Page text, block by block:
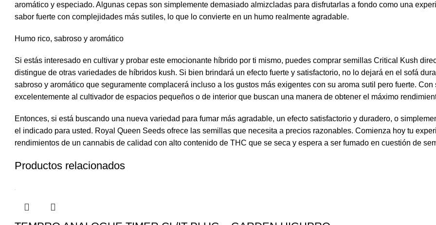
aromático y especiado. Algunas cepas son simplemente demasiado almizcladas para disfrutarlas a fondo como una
sabor fuerte con complejidades más sutiles, lo que lo convierte en un humo realmente agradable.
Humo rico, sabroso y aromático
Si estás interesado en cultivar y probar este emocionante híbrido por ti mismo, puedes comprar semillas Critical Kush
distingue de otras variedades de híbridos kush. Si bien brindará un efecto fuerte y satisfactorio, no lo dejará en el sofá
sabroso y aromático que seguramente complacerá incluso a los gustos más exigentes con su aroma sutil pero fuerte.
excelentemente al cultivador de espacios pequeños o de interior que buscan una manera de obtener el máximo
Entonces, si está buscando una nueva variedad para fumar más agradable, un efecto satisfactorio y duradero, o
el indicado para usted. Royal Queen Seeds ofrece las semillas que necesita a precios razonables. Comienza hoy tu
rendimientos de un cannabis de calidad con alto contenido de THC que se seca y espera a ser fumado en cuestión de
Productos relacionados